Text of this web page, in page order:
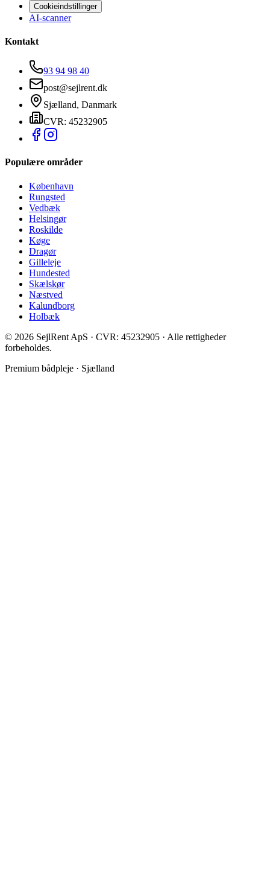
Cookieindstillinger
AI-scanner
Kontakt
93 94 98 40
post@sejlrent.dk
Sjælland, Danmark
CVR: 45232905
Populære områder
København
Rungsted
Vedbæk
Helsingør
Roskilde
Køge
Dragør
Gilleleje
Hundested
Skælskør
Næstved
Kalundborg
Holbæk
© 2026 SejlRent ApS · CVR: 45232905 · Alle rettigheder
forbeholdes.
Premium bådpleje · Sjælland